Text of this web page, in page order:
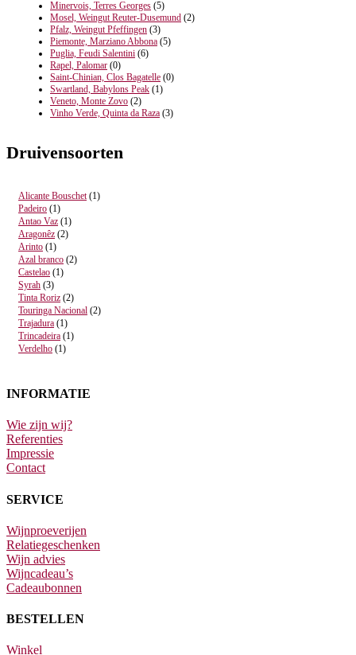
Minervois, Terres Georges (5)
Mosel, Weingut Reuter-Dusemund (2)
Pfalz, Weingut Pfeffingen (3)
Piemonte, Marziano Abbona (5)
Puglia, Feudi Salentini (6)
Rapel, Palomar (0)
Saint-Chinian, Clos Bagatelle (0)
Swartland, Babylons Peak (1)
Veneto, Monte Zovo (2)
Vinho Verde, Quinta da Raza (3)
Druivensoorten
Alicante Bouschet (1)
Padeiro (1)
Antao Vaz (1)
Aragonêz (2)
Arinto (1)
Azal branco (2)
Castelao (1)
Syrah (3)
Tinta Roriz (2)
Touringa Nacional (2)
Trajadura (1)
Trincadeira (1)
Verdelho (1)
INFORMATIE
Wie zijn wij?
Referenties
Impressie
Contact
SERVICE
Wijnproeverijen
Relatiegeschenken
Wijn advies
Wijncadeau’s
Cadeaubonnen
BESTELLEN
Winkel